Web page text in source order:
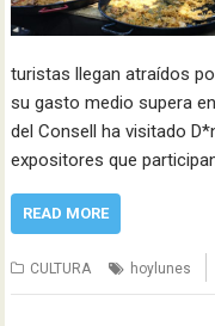
turistas llegan atraídos
su gasto medio supera
del Consell ha visitado
expositores que
READ MORE
CULTURA hoylunes